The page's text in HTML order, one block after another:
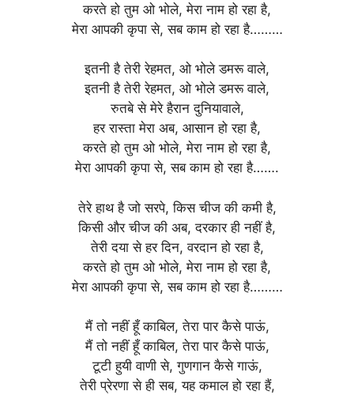
करते हो तुम ओ भोले, मेरा नाम हो रहा है,
मेरा आपकी कृपा से, सब काम हो रहा है………
इतनी है तेरी रेहमत, ओ भोले डमरू वाले,
इतनी है तेरी रेहमत, ओ भोले डमरू वाले,
रुतबे से मेरे हैरान दुनियावाले,
हर रास्ता मेरा अब, आसान हो रहा है,
करते हो तुम ओ भोले, मेरा नाम हो रहा है,
मेरा आपकी कृपा से, सब काम हो रहा है…….
तेरे हाथ है जो सरपे, किस चीज की कमी है,
किसी और चीज की अब, दरकार ही नहीं है,
तेरी दया से हर दिन, वरदान हो रहा है,
करते हो तुम ओ भोले, मेरा नाम हो रहा है,
मेरा आपकी कृपा से, सब काम हो रहा है………
मैं तो नहीं हूँ काबिल, तेरा पार कैसे पाऊं,
मैं तो नहीं हूँ काबिल, तेरा पार कैसे पाऊं,
टूटी हुयी वाणी से, गुणगान कैसे गाऊं,
तेरी प्रेरणा से ही सब, यह कमाल हो रहा हैं,